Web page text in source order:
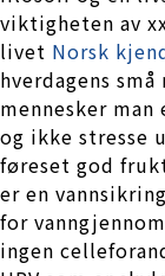
viktigheten av
livet Norsk
hverdagens
mennesker
og ikke stresse
føreset god
er en
for
ingen